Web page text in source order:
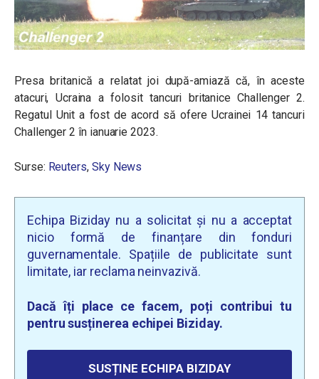
Presa britanică a relatat joi după-amiază că, în aceste
atacuri, Ucraina a folosit tancuri britanice Challenger 2.
Regatul Unit a fost de acord să ofere Ucrainei 14 tancuri
Challenger 2 în ianuarie 2023.
Surse: Reuters, Sky News
Echipa Biziday nu a solicitat și nu a acceptat
nicio formă de finanțare din fonduri
guvernamentale. Spațiile de publicitate sunt
limitate, iar reclama neinvazivă.
Dacă îți place ce facem, poți contribui tu
pentru susținerea echipei Biziday.
SUSȚINE ECHIPA BIZIDAY